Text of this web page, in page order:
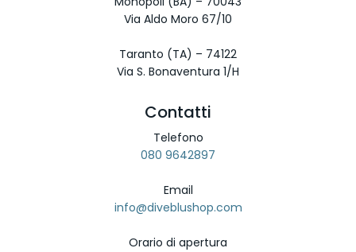
Via Aldo Moro 67/10
Taranto (TA) – 74122
Via S. Bonaventura 1/H
Contatti
Telefono
080 9642897
Email
info@diveblushop.com
Orario di apertura